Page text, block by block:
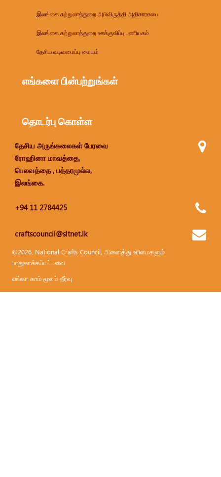
இலங்கை சுற்றுலாத்துறை அபிவிருத்தி அதிகாரசபை
இலங்கை சுற்றுலாத்துறை ஊக்குவிப்பு பணியகம்
தேசிய வடிவமைப்பு மையம்
எங்களை பின்பற்றுங்கள்
தொடர்பு கொள்ள
தேசிய அருங்கலைகள் பேரவை
ரோஹினா மாவத்தை,
பெலவத்தை , பத்தரமுல்ல,
இலங்கை.
+94 11 2784425
craftscouncil@sltnet.lk
©2026, National Crafts Council, அனைத்து உரிமைகளும்
பாதுகாக்கப்பட்டவை
லங்கா காம் மூலம் தீர்வு